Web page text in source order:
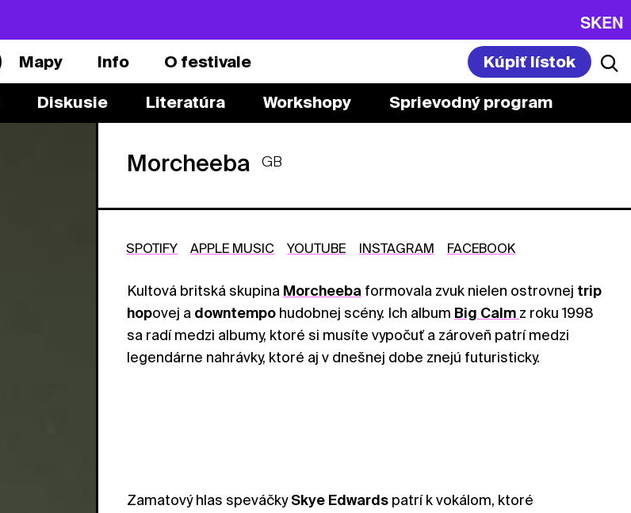
SKEN
Diskusie Literatúra Workshopy Sprievodný program
Mapy Info O festivale Kúpiť lístok
Morcheeba GB
SPOTIFY APPLE MUSIC YOUTUBE INSTAGRAM FACEBOOK
Kultová britská skupina Morcheeba formovala zvuk nielen ostrovnej trip
hopovej a downtempo hudobnej scény. Ich album Big Calm z roku 1998
sa radí medzi albumy, ktoré si musíte vypočuť a zároveň patrí medzi
legendárne nahrávky, ktoré aj v dnešnej dobe znejú futuristicky.
Zamatový hlas speváčkySkye Edwards patrí k vokálom, ktoré